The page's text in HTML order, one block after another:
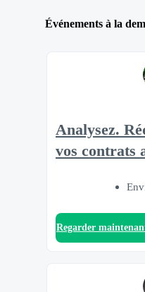
Événements à la
Analysez.
vos contrats
Regarder